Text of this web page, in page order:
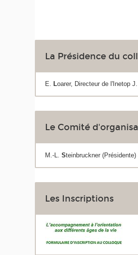
La Présidence du
E. Loarer, Directeur de l'Inetop
Le Comité
M.-L.Steinbruckner
Les Inscriptions